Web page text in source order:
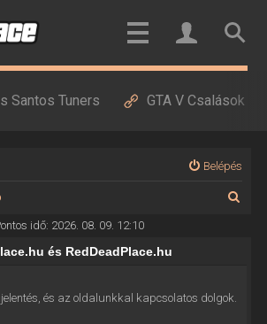
Santos Tuners GTA V Csalások
Belépés
idő: 2026. 08. 09. 12:10
és RedDeadPlace.hu
és az oldalunkkal kapcsolatos dolgok.